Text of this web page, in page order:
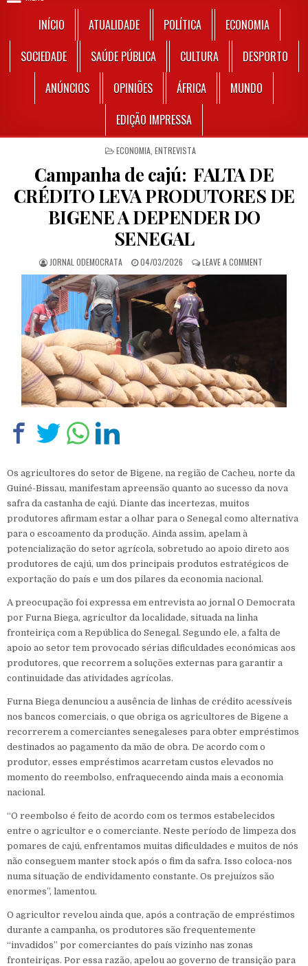
INÍCIO ATUALIDADE POLÍTICA
ECONOMIA
SOCIEDADE
SAÚDE PÚBLICA CULTURA
DESPORTO
ANÚNCIOS
OPINIÕES ÁFRICA
MUNDO
EDIÇÃO IMPRESSA
POSTED IN
ECONOMIA ENTREVISTA
Campanha de cajú: FALTA DE
CRÉDITO LEVA PRODUTORES DE
BIGENE A DEPENDER DO
SENEGAL
AUTHOR:
JORNAL ODEMOCRATA PUBLISHED DATE:
04/03/2026 LEAVE A COMMENTON
Os agricultores do setor de Bigene, na região de Cacheu, norte da
Guiné-Bissau, manifestam apreensão quanto ao sucesso da nova
safra da castanha de cajú. Diante das incertezas, muitos
produtores afirmam estar a olhar para o Senegal como alternativa
para o escoamento da produção. Ainda assim, apelam à
potencialização do setor agrícola, sobretudo ao apoio direto aos
produtores de cajú, um dos principais produtos estratégicos de
exportação do país e um dos pilares da economia nacional.
A preocupação foi expressa em entrevista ao jornal O Democrata
por Furna Biega, agricultor da localidade, situada na linha
fronteiriça com a República do Senegal. Segundo ele, a falta de
apoio ao setor tem provocado sérias dificuldades económicas aos
produtores, que recorrem a soluções externas para garantir a
continuidade das atividades agrícolas.
Furna Biega denunciou a ausência de linhas de crédito acessíveis
nos bancos comerciais, o que obriga os agricultores de Bigene a
recorrerem a comerciantes senegaleses para obter empréstimos
destinados ao pagamento da mão de obra. De acordo com o
produtor, esses empréstimos acarretam custos elevados no
momento do reembolso, enfraquecendo ainda mais a economia
nacional.
“O reembolso é feito de acordo com os termos estabelecidos
entre o agricultor e o comerciante. Neste período de limpeza dos
pomares de cajú, enfrentamos muitas dificuldades e muitos de nós
não conseguem manter stock após o fim da safra. Isso coloca-nos
numa situação de endividamento constante. Os prejuízos são
enormes”, lamentou.
O agricultor revelou ainda que, após a contração de empréstimos
durante a campanha, os produtores são frequentemente
“invadidos” por comerciantes do país vizinho nas zonas
fronteiriças. Por essa razão, apelou ao governo de transição para